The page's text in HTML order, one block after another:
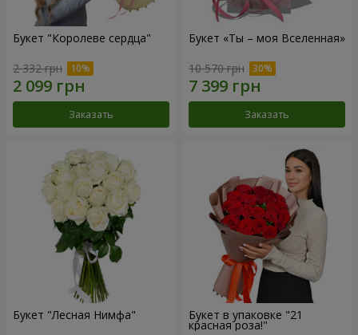
Букет "Королеве сердца"
2 332 грн
Заказать
Букет «Ты – моя Вселенная»
10 570 грн
Заказать
Букет "Лесная Нимфа" Букет в упаковке "21
красная роза!"